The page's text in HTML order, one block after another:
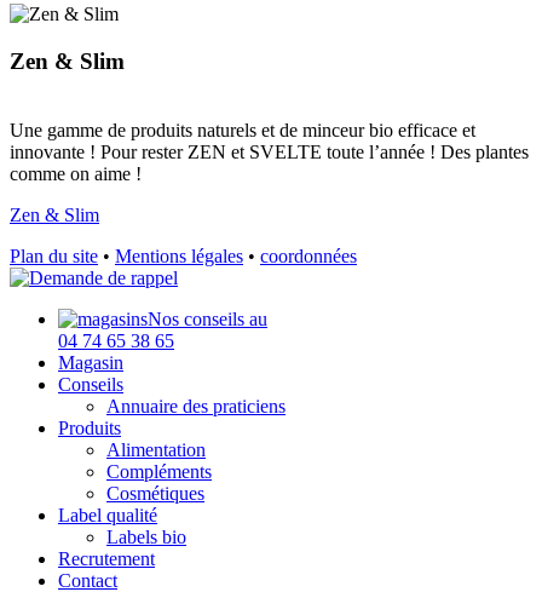
Zen & Slim
Une gamme de produits naturels et de minceur bio efficace et
innovante ! Pour rester ZEN et SVELTE toute l’année ! Des plantes
comme on aime !
Zen & Slim
Plan du site • Mentions légales • coordonnées
Nos conseils au
04 74 65 38 65
Magasin
Conseils
Annuaire des praticiens
Produits
Alimentation
Compléments
Cosmétiques
Label qualité
Labels bio
Recrutement
Contact